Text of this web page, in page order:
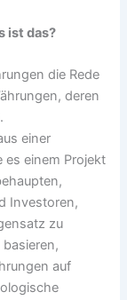
ist das?
die Rede
deren
einer
es einem Projekt
Investoren,
zu
auf